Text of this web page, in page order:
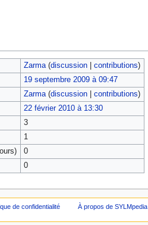
Zarma (discussion| contributions)
19 septembre 2009 à 09:47
Zarma (discussion| contributions)
22 février 2010 à 13:30
3
1
0
0
de confidentialité À propos de SYLMpedia